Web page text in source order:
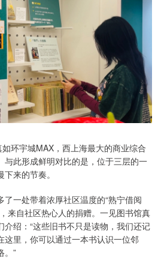
环宇城MAX，西上海最大的商业综合
与此形成鲜明对比的是，位于三层的一
来的节奏。
一处带着浓厚社区温度的“熟宁借阅
来自社区热心人的捐赠。一见图书馆真
绍：“这些旧书不只是读物，我们还记
这里，你可以通过一本书认识一位邻
。”